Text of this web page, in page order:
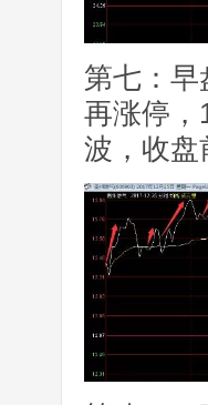
第七：早
再涨停，
波，收盘